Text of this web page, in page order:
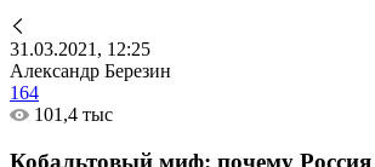
31.03.2021, 12:25
Александр Березин
164
101,4 тыс
Кобальтовый миф: почему Россия